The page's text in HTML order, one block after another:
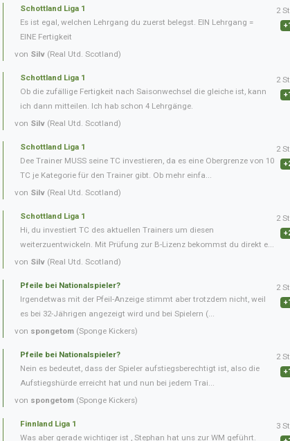
Schottland Liga 1
Es ist egal, welchen Lehrgang du zuerst belegst. EIN Lehrgang =
EINE Fertigkeit
von Silv (Real Utd. Scotland)
2
Schottland Liga 1
Ob die zufällige Fertigkeit nach Saisonwechsel die gleiche ist, kann
ich dann mitteilen. Ich hab schon 4 Lehrgänge.
von Silv (Real Utd. Scotland)
2
Schottland Liga 1
Dee Trainer MUSS seine TC investieren, da es eine Obergrenze von 10
TC je Kategorie für den Trainer gibt. Ob mehr einfa...
von Silv (Real Utd. Scotland)
2
Schottland Liga 1
Hi, du investiert TC des aktuellen Trainers um diesen
weiterzuentwickeln. Mit Prüfung zur B-Lizenz bekommst du direkt e...
von Silv (Real Utd. Scotland)
2
Pfeile bei Nationalspieler?
Irgendetwas mit der Pfeil-Anzeige stimmt aber trotzdem nicht, weil
es bei 32-Jährigen angezeigt wird und bei Spielern (...
von spongetom (Sponge Kickers)
2
Pfeile bei Nationalspieler?
Nein es bedeutet, dass der Spieler aufstiegsberechtigt ist, also die
Aufstiegshürde erreicht hat und nun bei jedem Trai...
von spongetom (Sponge Kickers)
2
Finnland Liga 1
Was aber gerade wichtiger ist , Stephan hat uns zur WM geführt.
3